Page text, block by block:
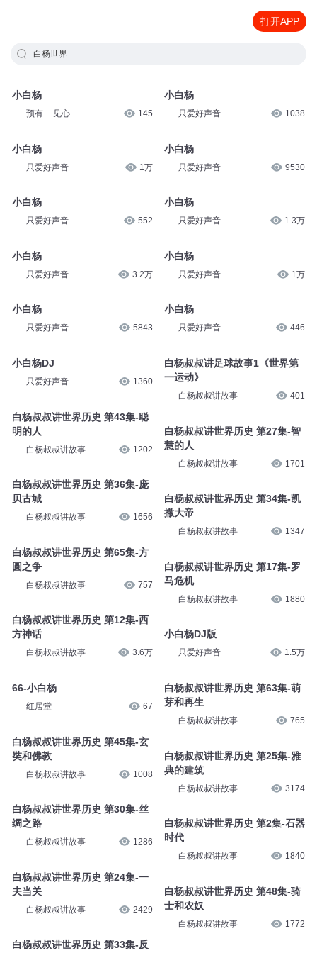
打开APP
白杨世界
小白杨
预有__见心 145
小白杨
只爱好声音 1万
小白杨
只爱好声音 552
小白杨
只爱好声音 3.2万
小白杨
只爱好声音 5843
小白杨DJ
只爱好声音 1360
白杨叔叔讲世界历史 第43集-聪
明的人
白杨叔叔讲故事 1202
白杨叔叔讲世界历史 第36集-庞
贝古城
白杨叔叔讲故事 1656
白杨叔叔讲世界历史 第65集-方
圆之争
白杨叔叔讲故事 757
白杨叔叔讲世界历史 第12集-西
方神话
白杨叔叔讲故事 3.6万
66-小白杨
红居堂 67
白杨叔叔讲世界历史 第45集-玄
奘和佛教
白杨叔叔讲故事 1008
白杨叔叔讲世界历史 第30集-丝
绸之路
白杨叔叔讲故事 1286
白杨叔叔讲世界历史 第24集-一
夫当关
白杨叔叔讲故事 2429
白杨叔叔讲世界历史 第33集-反
小白杨
只爱好声音 1038
小白杨
只爱好声音 9530
小白杨
只爱好声音 1.3万
小白杨
只爱好声音 1万
小白杨
只爱好声音 446
白杨叔叔讲足球故事1《世界第
一运动》
白杨叔叔讲故事 401
白杨叔叔讲世界历史 第27集-智
慧的人
白杨叔叔讲故事 1701
白杨叔叔讲世界历史 第34集-凯
撒大帝
白杨叔叔讲故事 1347
白杨叔叔讲世界历史 第17集-罗
马危机
白杨叔叔讲故事 1880
小白杨DJ版
只爱好声音 1.5万
白杨叔叔讲世界历史 第63集-萌
芽和再生
白杨叔叔讲故事 765
白杨叔叔讲世界历史 第25集-雅
典的建筑
白杨叔叔讲故事 3174
白杨叔叔讲世界历史 第2集-石器
时代
白杨叔叔讲故事 1840
白杨叔叔讲世界历史 第48集-骑
士和农奴
白杨叔叔讲故事 1772